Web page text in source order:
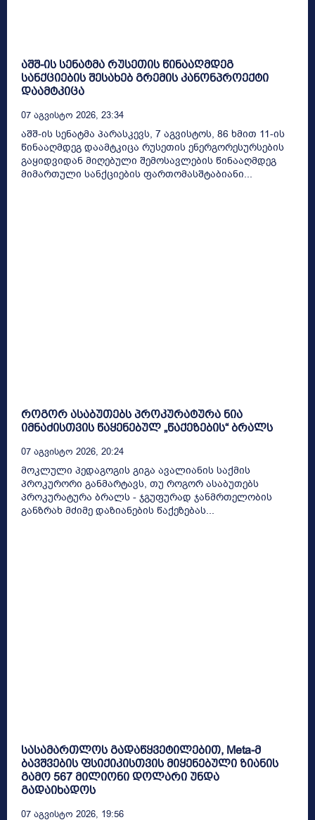
აშშ-ის სენატმა რუსეთის წინააღმდეგ
სანქციების შესახებ გრემის კანონპროექტი
დაამტკიცა
07 Აგვისტო 2026, 23:34
აშშ-ის სენატმა პარასკევს, 7 აგვისტოს, 86 ხმით 11-ის
წინააღმდეგ დაამტკიცა რუსეთის ენერგორესურსების
გაყიდვიდან მიღებული შემოსავლების წინააღმდეგ
მიმართული სანქციების ფართომასშტაბიანი...
როგორ ასაბუთებს პროკურატურა ნია
იმნაძისთვის წაყენებულ „წაქეზების“ ბრალს
07 Აგვისტო 2026, 20:24
მოკლული პედაგოგის გიგა ავალიანის საქმის
პროკურორი განმარტავს, თუ როგორ ასაბუთებს
პროკურატურა ბრალს - ჯგუფურად ჯანმრთელობის
განზრახ მძიმე დაზიანების წაქეზებას...
სასამართლოს გადაწყვეტილებით, Meta-მ
ბავშვების ფსიქიკისთვის მიყენებული ზიანის
გამო 567 მილიონი დოლარი უნდა
გადაიხადოს
07 Აგვისტო 2026, 19:56